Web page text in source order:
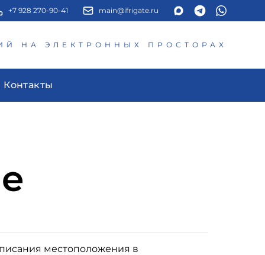
+7 928 270-90-41 main@ifrigate.ru
НА ЭЛЕКТРОННЫХ ПРОСТОРАХ
Контакты
местоположения в